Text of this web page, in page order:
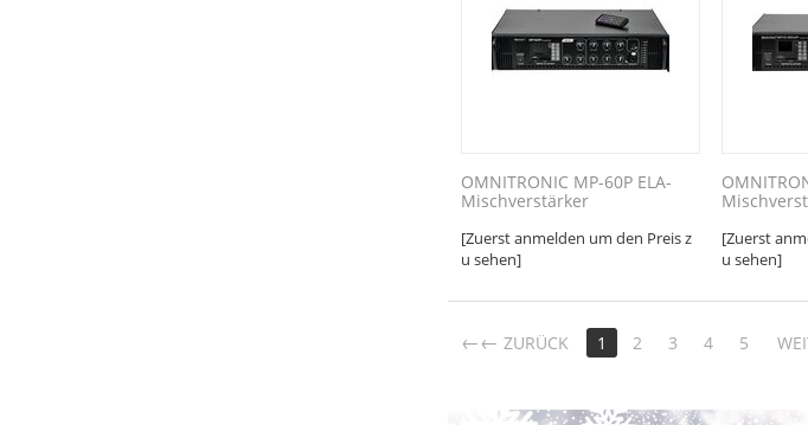
OMNITRONIC MP-60P ELA-
Mischverstärker
[Zuerst anmelden um den Preis z
u sehen]
[Zuerst
u sehen]
← ZURÜCK 1 2 3 4 5